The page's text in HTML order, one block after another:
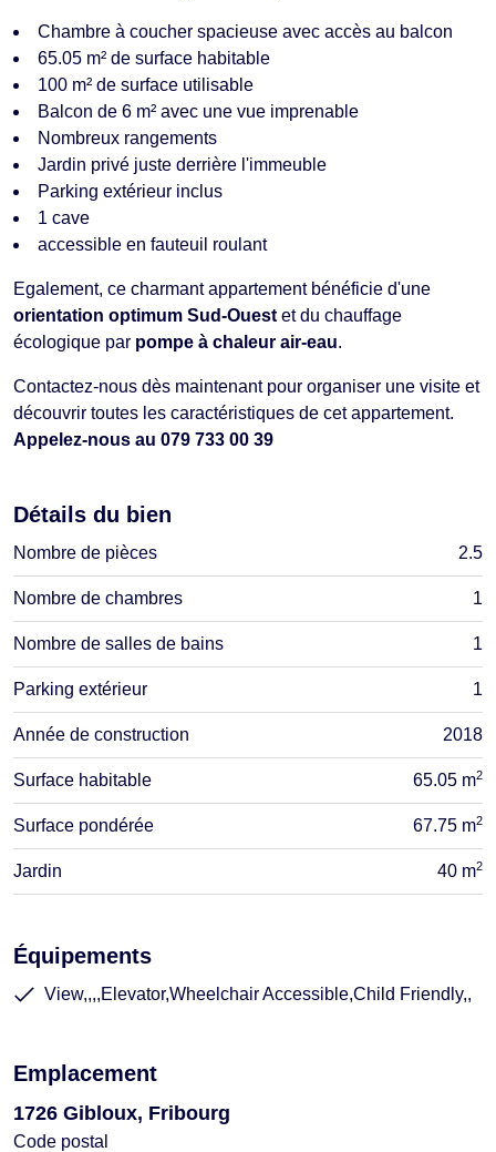
Chambre à coucher spacieuse avec accès au balcon
65.05 m² de surface habitable
100 m² de surface utilisable
Balcon de 6 m² avec une vue imprenable
Nombreux rangements
Jardin privé juste derrière l'immeuble
Parking extérieur inclus
1 cave
accessible en fauteuil roulant
Egalement, ce charmant appartement bénéficie d'une
orientation optimum Sud-Ouest et du chauffage
écologique par pompe à chaleur air-eau.
Contactez-nous dès maintenant pour organiser une visite et
découvrir toutes les caractéristiques de cet appartement.
Appelez-nous au 079 733 00 39
Détails du bien
Nombre de pièces 2.5
Nombre de chambres 1
Nombre de salles de bains 1
Parking extérieur 1
Année de construction 2018
Surface habitable 65.05 m2
Surface pondérée 67.75 m2
Jardin 40 m2
Équipements
View,,,,Elevator,Wheelchair Accessible,Child Friendly,,
Emplacement
1726 Gibloux, Fribourg
Code postal